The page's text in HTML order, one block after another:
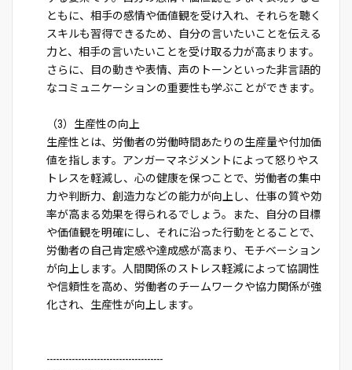
ともに、相手の感情や価値観を受け入れ、それらを聴く
スキルも習得できるため、自分の言いたいことを伝える
力と、相手の言いたいことを受け取る力が高まります。
さらに、目の動きや表情、声のトーンといった非言語的
なコミュニケーションの重要性も学ぶことができます。
（3）生産性の向上
生産性とは、労働者の労働時間あたりの生産量や付加価
値を指します。アンガーマネジメントによって怒りやス
トレスを軽減し、心の健康を保つことで、労働者の集中
力や判断力、創造力などの能力が向上し、仕事の質や効
率が高まる効果を得られるでしょう。また、自分の目標
や価値観を明確にし、それに沿った行動をとることで、
労働者の自己肯定感や達成感が高まり、モチベーション
が向上します。人間関係のストレス軽減によって協調性
や信頼性を高め、労働者のチームワークや協力関係が強
化され、生産性が向上します。
-------------------------------------